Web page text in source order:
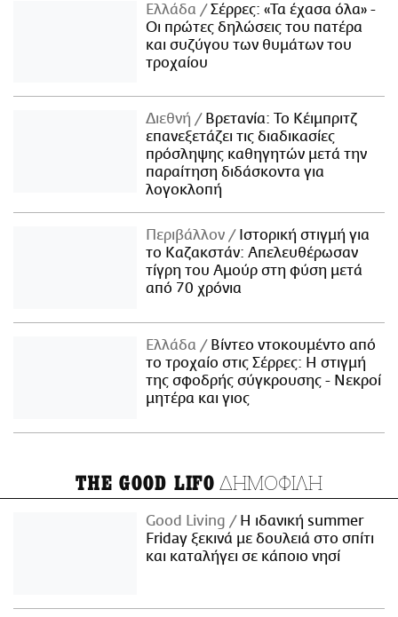
Ελλάδα
Σέρρες: «Τα έχασα όλα» -
Οι πρώτες δηλώσεις του πατέρα
και συζύγου των θυμάτων του
τροχαίου
Διεθνή
Βρετανία: Το Κέιμπριτζ
επανεξετάζει τις διαδικασίες
πρόσληψης καθηγητών μετά την
παραίτηση διδάσκοντα για
λογοκλοπή
Περιβάλλον
Ιστορική στιγμή για
το Καζακστάν: Απελευθέρωσαν
τίγρη του Αμούρ στη φύση μετά
από 70 χρόνια
Ελλάδα
Βίντεο ντοκουμέντο από
το τροχαίο στις Σέρρες: Η στιγμή
της σφοδρής σύγκρουσης - Νεκροί
μητέρα και γιος
THE GOOD LIFO ΔΗΜΟΦΙΛΗ
Good Living
Η ιδανική summer
Friday ξεκινά με δουλειά στο σπίτι
και καταλήγει σε κάποιο νησί